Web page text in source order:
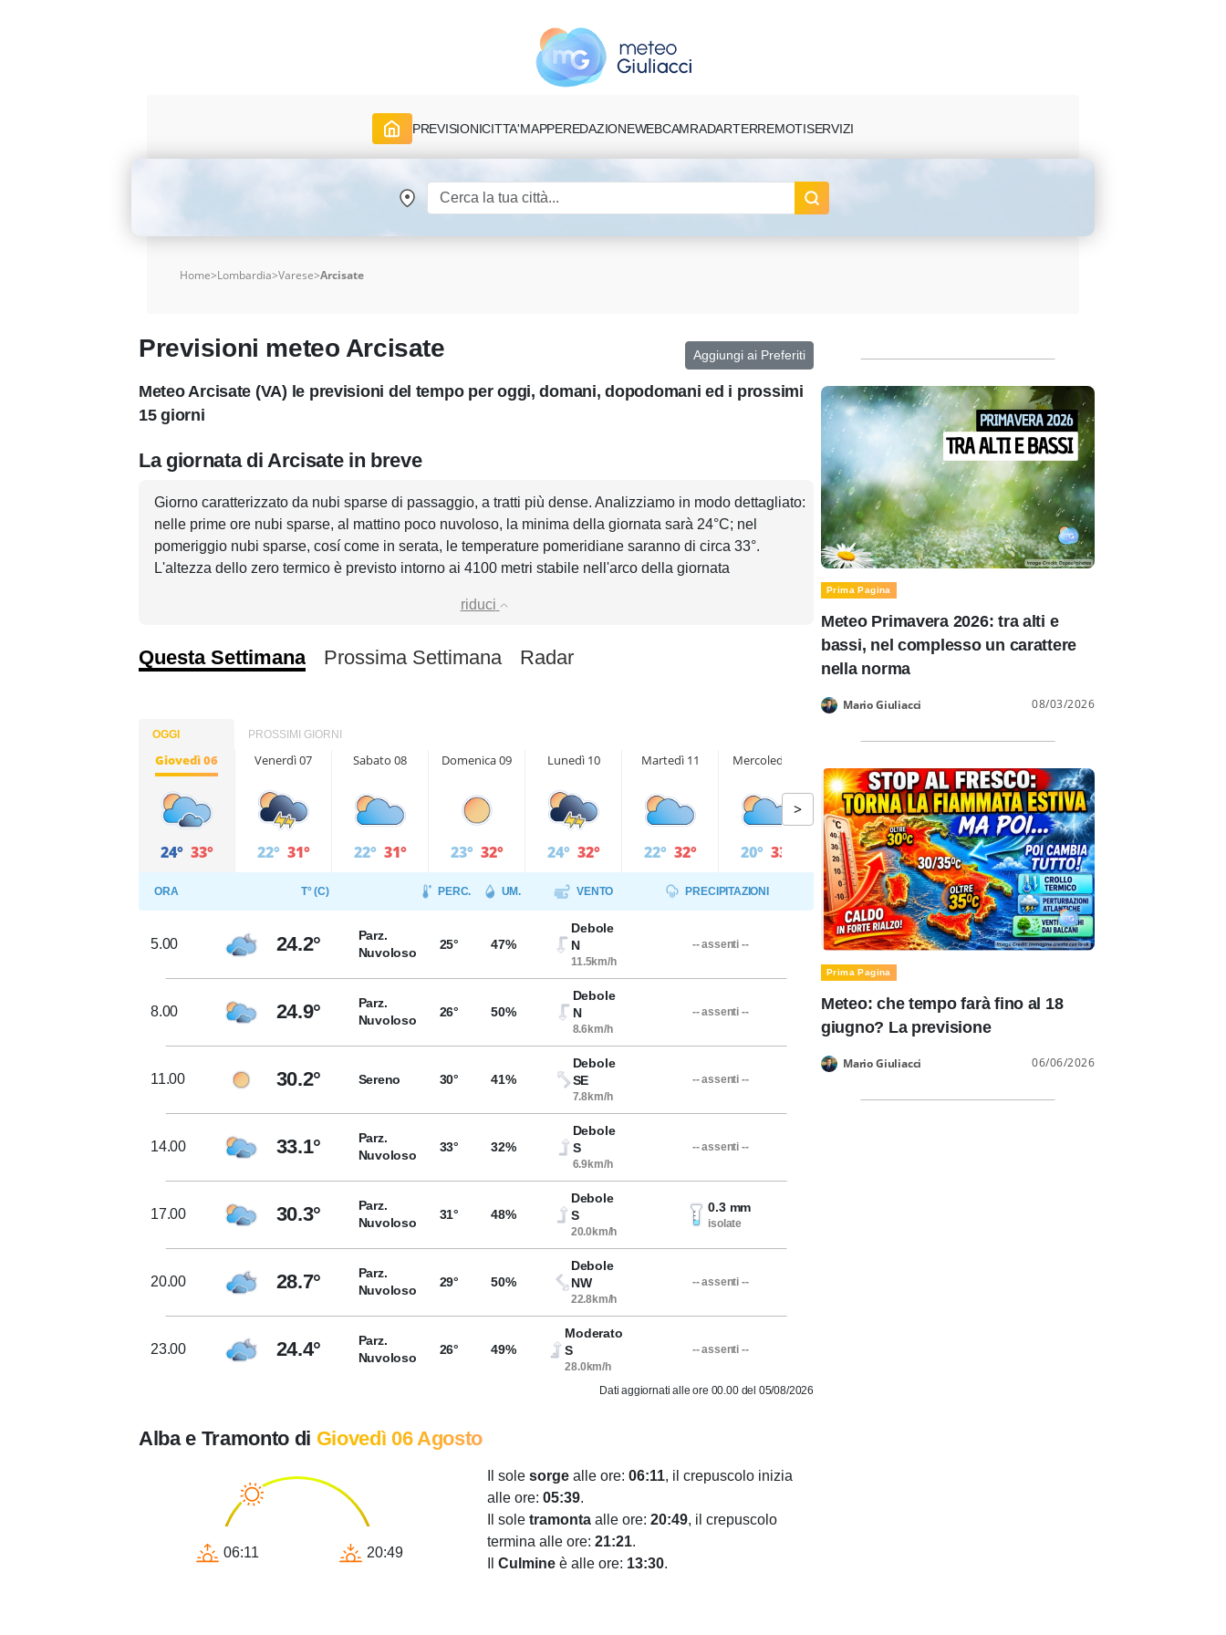
PREVISIONICITTA'MAPPEREDAZIONEWEBCAMRADARTERREMOTISERVIZI
Home>Lombardia>Varese>Arcisate
Previsioni meteo Arcisate Aggiungi ai Preferiti
Meteo Arcisate (VA) le previsioni del tempo per oggi, domani, dopodomani ed i prossimi
15 giorni
La giornata di Arcisate in breve
Giorno caratterizzato da nubi sparse di passaggio, a tratti più dense. Analizziamo in modo dettagliato:
nelle prime ore nubi sparse, al mattino poco nuvoloso, la minima della giornata sarà 24°C; nel
pomeriggio nubi sparse, cosí come in serata, le temperature pomeridiane saranno di circa 33°.
L'altezza dello zero termico è previsto intorno ai 4100 metri stabile nell'arco della giornata
riduci
Questa Settimana Prossima Settimana Radar
OGGI PROSSIMI GIORNI
Giovedì 06
24° 33°
Venerdì 07
22° 31°
Sabato 08
22° 31°
Domenica 09
23° 32°
Lunedì 10
24° 32°
Martedì 11
22° 32°
Mercoledì 12
20° 33°
>
ORA T° (C) PERC. UM. VENTO PRECIPITAZIONI
5.00 24.2°
Parz.
Nuvoloso
25° 47%
Debole
N
11.5km/h
-- assenti --
8.00 24.9°
Parz.
Nuvoloso
26° 50%
Debole
N
8.6km/h
-- assenti --
11.00 30.2° Sereno 30° 41%
Debole
SE
7.8km/h
-- assenti --
14.00 33.1°
Parz.
Nuvoloso
33° 32%
Debole
S
6.9km/h
-- assenti --
17.00 30.3°
Parz.
Nuvoloso
31° 48%
Debole
S
20.0km/h
0.3 mm
isolate
20.00 28.7°
Parz.
Nuvoloso
29° 50%
Debole
NW
22.8km/h
-- assenti --
23.00 24.4°
Parz.
Nuvoloso
26° 49%
Moderato
S
28.0km/h
-- assenti --
Dati aggiornati alle ore 00.00 del 05/08/2026
Alba e Tramonto di Giovedì 06 Agosto
06:11 20:49
Il sole sorge alle ore: 06:11, il crepuscolo inizia
alle ore: 05:39.
Il sole tramonta alle ore: 20:49, il crepuscolo
termina alle ore: 21:21.
Culmine è alle ore: 13:30.
Prima Pagina
Meteo Primavera 2026: tra alti e
bassi, nel complesso un carattere
nella norma
Mario Giuliacci 08/03/2026
Prima Pagina
Meteo: che tempo farà fino al 18
giugno? La previsione
Mario Giuliacci 06/06/2026